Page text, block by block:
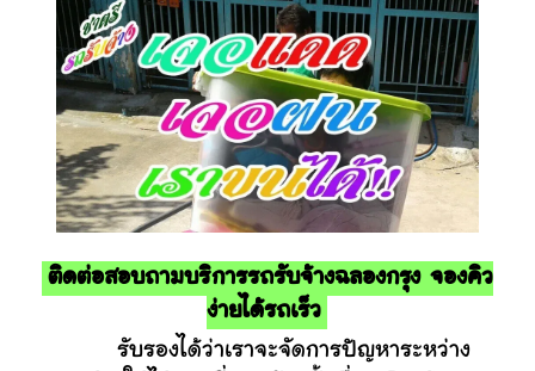
ติดต่อสอบถามบริการรถรับจ้างฉลองกรุง จองคิว
ง่ายได้รถเร็ว
รับรองได้ว่าเราจะจัดการปัญหาระหว่าง